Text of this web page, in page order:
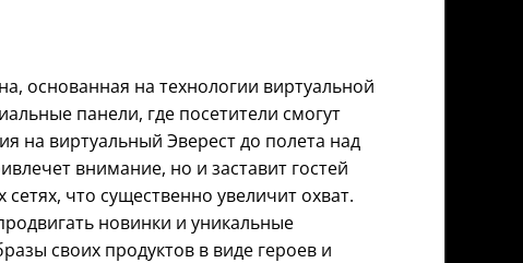
основанная на технологии виртуальной
панели, где посетители смогут
на виртуальный Эверест до полета над
внимание, но и заставит гостей
что существенно увеличит охват.
новинки и уникальные
своих продуктов в виде героев и